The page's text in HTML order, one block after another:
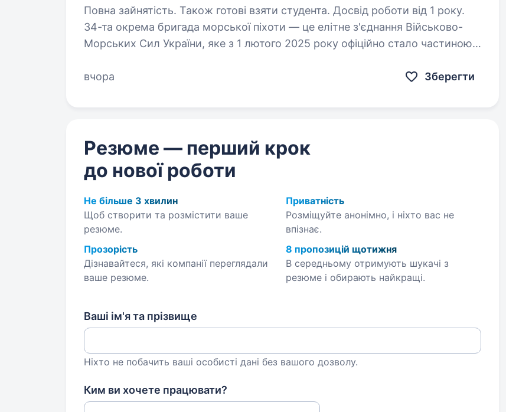
Повна зайнятість. Також готові взяти студента. Досвід роботи від 1 року.
34-та окрема бригада морської піхоти — це елітне з'єднання Військово-
Морських Сил України, яке з 1 лютого 2025 року офіційно стало частиною
назву…
вчора Зберегти
Резюме — перший крок
до нової роботи
Не більше 3 хвилин
Щоб створити та розмістити ваше
резюме.
Приватність
Розміщуйте анонімно, і ніхто вас не
впізнає.
Прозорість
Дізнавайтеся, які компанії переглядали
ваше резюме.
8 пропозицій щотижня
В середньому отримують шукачі з
резюме і обирають найкращі.
Ваші ім'я та прізвище
Ніхто не побачить ваші особисті дані без вашого дозволу.
Ким ви хочете працювати?